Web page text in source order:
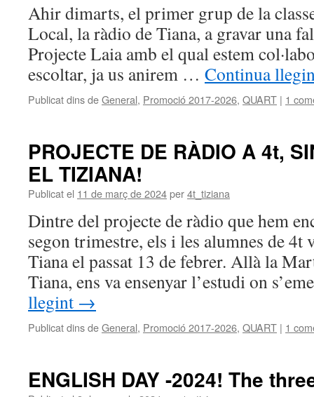
Ahir dimarts, el primer grup de la
Local, la ràdio de Tiana, a gravar una
Projecte Laia amb el qual estem
escoltar, ja us anirem … Continua
Publicat dins deGeneral, Promoció 2017-2026, QUART | 1
PROJECTE DE RÀDIO A 4t,
EL TIZIANA!
Publicat el 11 de març de 2024per4t_tiziana
Dintre del projecte de ràdio que hem
segon trimestre, els i les alumnes de 4t
Tiana el passat 13 de febrer. Allà la
Tiana, ens va ensenyar l’estudi on
llegint →
Publicat dins deGeneral, Promoció 2017-2026, QUART | 1
ENGLISH DAY -2024! The